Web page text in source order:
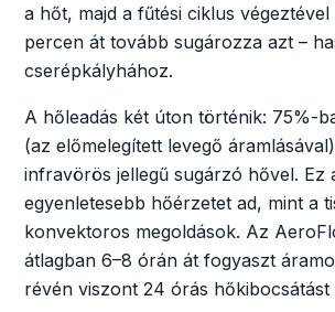
a hőt, majd a fűtési ciklus végeztével
percen át tovább sugározza azt –
cserépkályhához.
A hőleadás két úton történik: 75%-
(az előmelegített levegő
infravörös jellegű sugárzó hővel. Ez
egyenletesebb hőérzetet ad, mint a
konvektoros megoldások. Az
átlagban 6–8 órán át fogyaszt
révén viszont 24 órás hőkibocsátást